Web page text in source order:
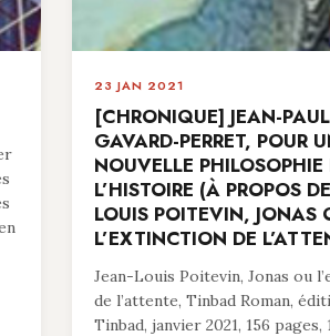
23 JAN 2021
[CHRONIQUE] JEAN-PAUL
GAVARD-PERRET, POUR
NOUVELLE PHILOSOPHIE
L’HISTOIRE (À PROPOS
LOUIS POITEVIN, JONAS
L’EXTINCTION DE
Jean-Louis Poitevin, Jonas ou
de l’attente, Tinbad Roman,
Tinbad, janvier 2021, 156 pages,